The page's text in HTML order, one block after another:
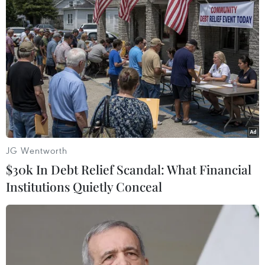
(Vietnam+)
#Ngày nảy Ngày nay
#Ngô Thanh Vân
JG Wentworth
$30k In Debt Relief Scandal: What Financial
Institutions Quietly Conceal